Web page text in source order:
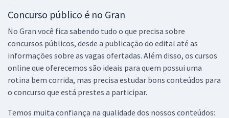
Concurso público é no Gran
No Gran você fica sabendo tudo o que precisa sobre
concursos públicos, desde a publicação do edital até as
informações sobre as vagas ofertadas. Além disso, os cursos
online que oferecemos são ideais para quem possui uma
rotina bem corrida, mas precisa estudar bons conteúdos para
o concurso que está prestes a participar.
Temos muita confiança na qualidade dos nossos conteúdos: